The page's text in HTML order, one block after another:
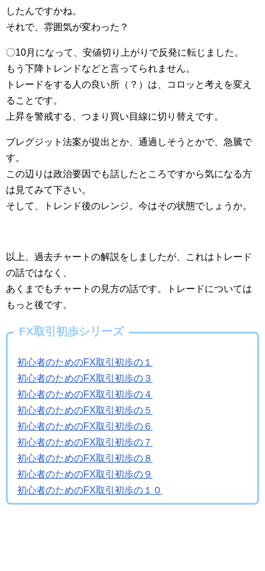
したんですかね。
それで、雰囲気が変わった？
〇10月になって、安値切り上がりで反発に転じました。
もう下降トレンドなどと言ってられません。
トレードをする人の良い所（？）は、コロッと考えを変え
ることです。
上昇を警戒する、つまり買い目線に切り替えです。
ブレグジット法案が提出とか、通過しそうとかで、急騰で
す。
この辺りは政治要因でも話したところですから気になる方
は見てみて下さい。
そして、トレンド後のレンジ。今はその状態でしょうか。
以上、過去チャートの解説をしましたが、これはトレード
の話ではなく、
あくまでもチャートの見方の話です。トレードについては
もっと後です。
FX取引初歩シリーズ
初心者のためのFX取引初歩の１
初心者のためのFX取引初歩の３
初心者のためのFX取引初歩の４
初心者のためのFX取引初歩の５
初心者のためのFX取引初歩の６
初心者のためのFX取引初歩の７
初心者のためのFX取引初歩の８
初心者のためのFX取引初歩の９
初心者のためのFX取引初歩の１０